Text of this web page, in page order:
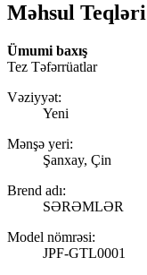
Məhsul Teqləri
Ümumi baxış
Tez Təfərrüatlar
Vəziyyət:
Yeni
Mənşə yeri:
Şanxay, Çin
Brend adı:
SƏRƏMLƏR
Model nömrəsi:
JPF-GTL0001